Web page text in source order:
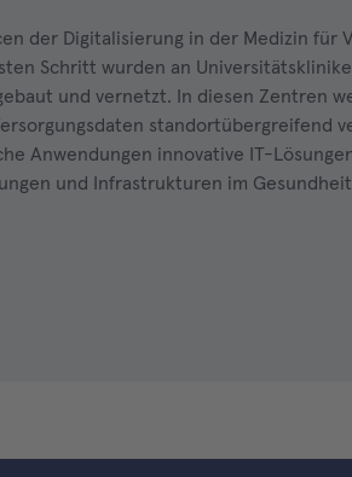
der Digitalisierung in der Medizin für
Schritt wurden an
und vernetzt. In diesen Zentren
standortübergreifend
Anwendungen innovative IT-
und Infrastrukturen im